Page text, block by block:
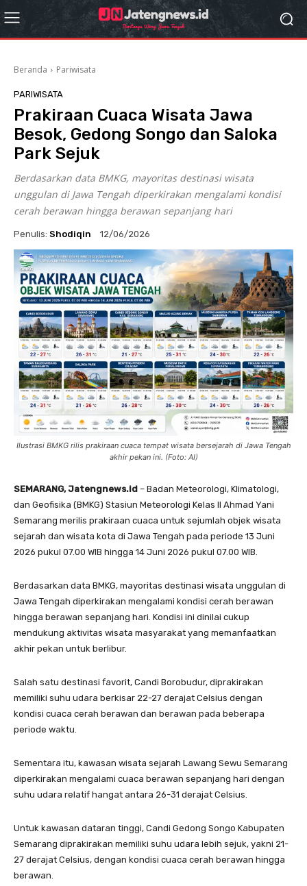
Beranda Pariwisata
PARIWISATA
Prakiraan Cuaca Wisata Jawa
Besok, Gedong Songo dan Saloka
Park Sejuk
Berdasarkan data BMKG, mayoritas destinasi wisata
unggulan di Jawa Tengah diperkirakan mengalami kondisi
cerah berawan hingga berawan sepanjang hari
Penulis: Shodiqin 12/06/2026
Ilustrasi BMKG rilis prakiraan cuaca tempat wisata bersejarah di Jawa Tengah
akhir pekan ini. (Foto: AI)
SEMARANG, Jatengnews.id – Badan Meteorologi, Klimatologi,
dan Geofisika (BMKG) Stasiun Meteorologi Kelas II Ahmad Yani
Semarang merilis prakiraan cuaca untuk sejumlah objek wisata
sejarah dan wisata kota di Jawa Tengah pada periode 13 Juni
2026 pukul 07.00 WIB hingga 14 Juni 2026 pukul 07.00 WIB.
Berdasarkan data BMKG, mayoritas destinasi wisata unggulan di
Jawa Tengah diperkirakan mengalami kondisi cerah berawan
hingga berawan sepanjang hari. Kondisi ini dinilai cukup
mendukung aktivitas wisata masyarakat yang memanfaatkan
akhir pekan untuk berlibur.
Salah satu destinasi favorit, Candi Borobudur, diprakirakan
memiliki suhu udara berkisar 22-27 derajat Celsius dengan
kondisi cuaca cerah berawan dan berawan pada beberapa
periode waktu.
Sementara itu, kawasan wisata sejarah Lawang Sewu Semarang
diperkirakan mengalami cuaca berawan sepanjang hari dengan
suhu udara relatif hangat antara 26-31 derajat Celsius.
Untuk kawasan dataran tinggi, Candi Gedong Songo Kabupaten
Semarang diprakirakan memiliki suhu udara lebih sejuk, yakni 21-
27 derajat Celsius, dengan kondisi cuaca cerah berawan hingga
berawan.